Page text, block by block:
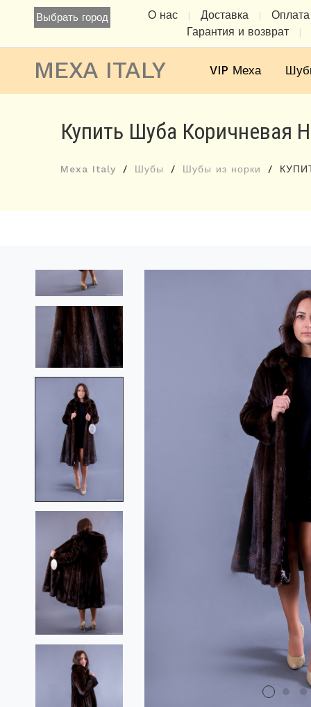
Выбрать город О нас | Доставка | Оплата
Гарантия и возврат |
MEXA ITALY VIP Меха
Купить Шуба Коричневая
Mexa Italy Шубы Шубы из норки